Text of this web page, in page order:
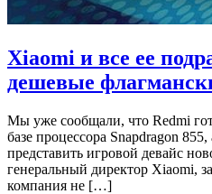
Xiaomi и все ее
дешевые
Мы уже сообщали, что Redmi
базе процессора Snapdragon
представить игровой девайс
генеральный директор Xiaomi,
компания не […]